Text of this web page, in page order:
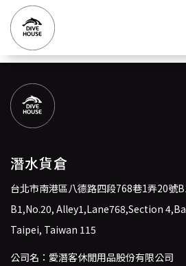
潛水貨倉
台北市南港區八德路四段768巷1弄20號
B1,No.20, Alley1,Lane768,Section
Taipei, Taiwan 115
公司名：愛潛客休閒用品股份有限公司